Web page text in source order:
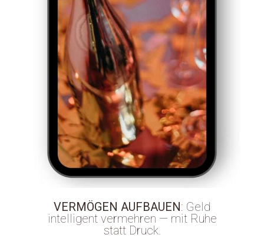
VERMÖGEN AUFBAUEN: Geld
intelligent vermehren — mit Ruhe
statt Druck.